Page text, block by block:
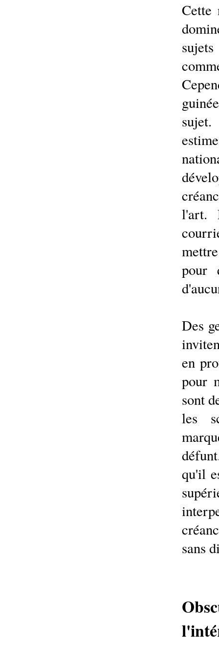
Cette
l'art.
pour
Des
en
pour
sont
les
qu'il
sans